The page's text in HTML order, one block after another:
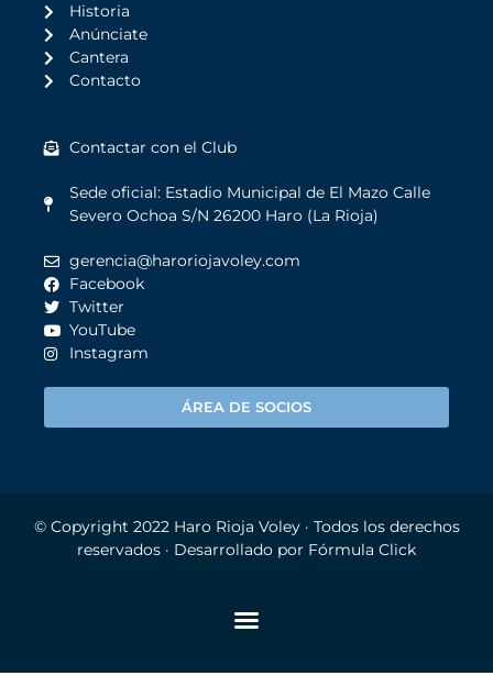
Historia
Anúnciate
Cantera
Contacto
Contactar con el Club
Sede oficial: Estadio Municipal de El Mazo Calle
Severo Ochoa S/N 26200 Haro (La Rioja)
gerencia@haroriojavoley.com
Facebook
Twitter
YouTube
Instagram
ÁREA DE SOCIOS
© Copyright 2022 Haro Rioja Voley· Todos los derechos
reservados · Desarrollado por Fórmula Click